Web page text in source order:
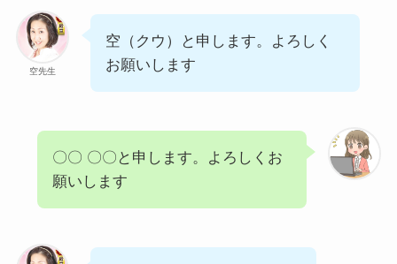
空先生
空（クウ）と申します。よろしく
お願いします
〇〇 〇〇と申します。よろしくお
願いします